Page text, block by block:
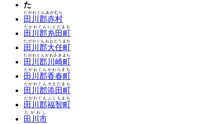
た
田川郡赤村
たがわぐんあかむら
田川郡糸田町
たがわぐんいとだまち
田川郡大任町
たがわぐんおおとうまち
田川郡川崎町
たがわぐんかわさきまち
田川郡香春町
たがわぐんかわらまち
田川郡添田町
たがわぐんそえだまち
田川郡福智町
たがわぐんふくちまち
田川市
たがわし